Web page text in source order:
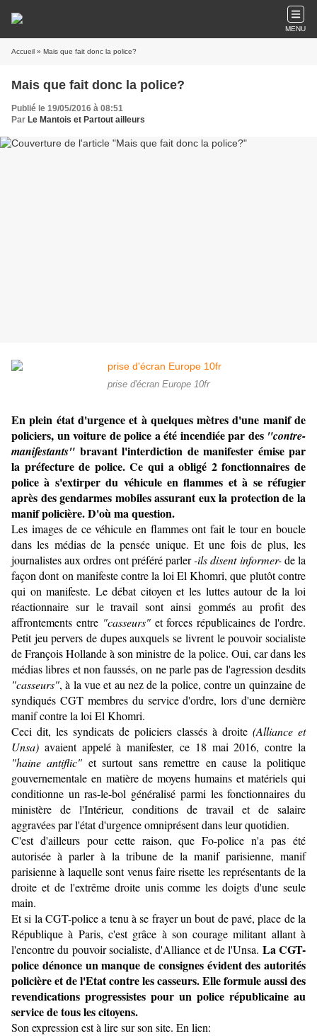
MENU
Accueil » Mais que fait donc la police?
Mais que fait donc la police?
Publié le 19/05/2016 à 08:51
Par Le Mantois et Partout ailleurs
prise d'écran Europe 10fr
En plein état d'urgence et à quelques mètres d'une manif de
policiers, un voiture de police a été incendiée par des "contre-
manifestants" bravant l'interdiction de manifester émise par
la préfecture de police. Ce qui a obligé 2 fonctionnaires de
police à s'extirper du véhicule en flammes et à se réfugier
après des gendarmes mobiles assurant eux la protection de la
manif policière. D'où ma question.
Les images de ce véhicule en flammes ont fait le tour en boucle
dans les médias de la pensée unique. Et une fois de plus, les
journalistes aux ordres ont préféré parler-ils disent informer-de la
façon dont on manifeste contre la loi El Khomri, que plutôt contre
qui on manifeste. Le débat citoyen et les luttes autour de la loi
réactionnaire sur le travail sont ainsi gommés au profit des
affrontements entre"casseurs"et forces républicaines de l'ordre.
Petit jeu pervers de dupes auxquels se livrent le pouvoir socialiste
de François Hollande à son ministre de la police. Oui, car dans les
médias libres et non faussés, on ne parle pas de l'agression desdits
"casseurs", à la vue et au nez de la police, contre un quinzaine de
syndiqués CGT membres du service d'ordre, lors d'une dernière
manif contre la loi El Khomri.
Ceci dit, les syndicats de policiers classés à droite (Alliance et
Unsa) avaient appelé à manifester, ce 18 mai 2016, contre la
"haine antiflic" et surtout sans remettre en cause la politique
gouvernementale en matière de moyens humains et matériels qui
conditionne un ras-le-bol généralisé parmi les fonctionnaires du
ministère de l'Intérieur, conditions de travail et de salaire
aggravées par l'état d'urgence omniprésent dans leur quotidien.
C'est d'ailleurs pour cette raison, que Fo-police n'a pas été
autorisée à parler à la tribune de la manif parisienne, manif
parisienne à laquelle sont venus faire risette les représentants de la
droite et de l'extrême droite unis comme les doigts d'une seule
main.
Et si la CGT-police a tenu à se frayer un bout de pavé, place de la
République à Paris, c'est grâce à son courage militant allant à
l'encontre du pouvoir socialiste, d'Alliance et de l'Unsa. La CGT-
police dénonce un manque de consignes évident des autorités
policière et de l'Etat contre les casseurs. Elle formule aussi des
revendications progressistes pour un police républicaine au
service de tous les citoyens.
Son expression est à lire sur son site. En lien: